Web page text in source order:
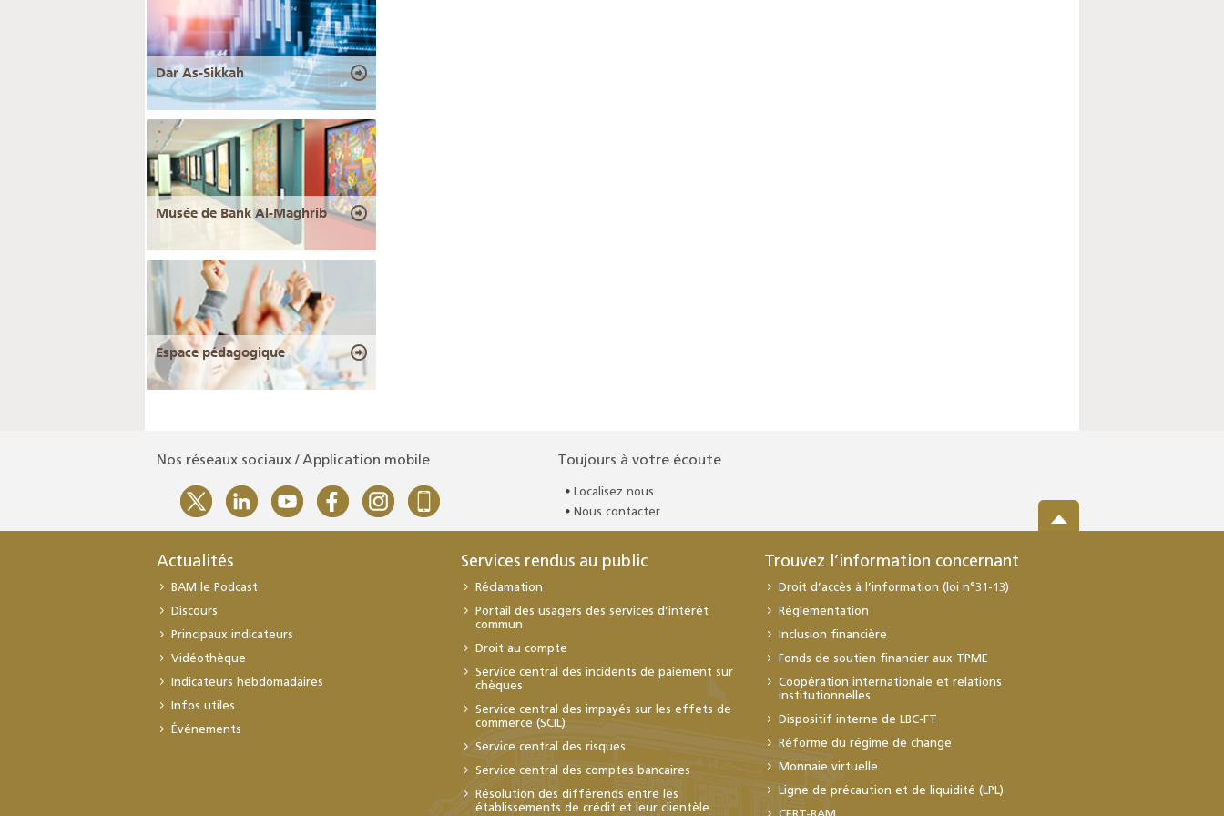
Dar As-Sikkah
Musée de Bank Al-Maghrib
Espace pédagogique
Nos réseaux sociaux / Application mobile Toujours à votre écoute
Localisez nous
Nous contacter
Actualités
BAM le Podcast
Discours
Principaux indicateurs
Vidéothèque
Indicateurs hebdomadaires
Infos utiles
Événements
Services rendus au public
Réclamation
Portail des usagers des services d’intérêt
commun
Droit au compte
Service central des incidents de paiement sur
chèques
Service central des impayés sur les effets de
commerce (SCIL)
Service central des risques
Service central des comptes bancaires
Résolution des différends entre les
établissements de crédit et leur clientèle
Trouvez l’information concernant
Droit d’accès à l’information (loi n°31-13)
Réglementation
Inclusion financière
Fonds de soutien financier aux TPME
Coopération internationale et relations
institutionnelles
Dispositif interne de LBC-FT
Réforme du régime de change
Monnaie virtuelle
Ligne de précaution et de liquidité (LPL)